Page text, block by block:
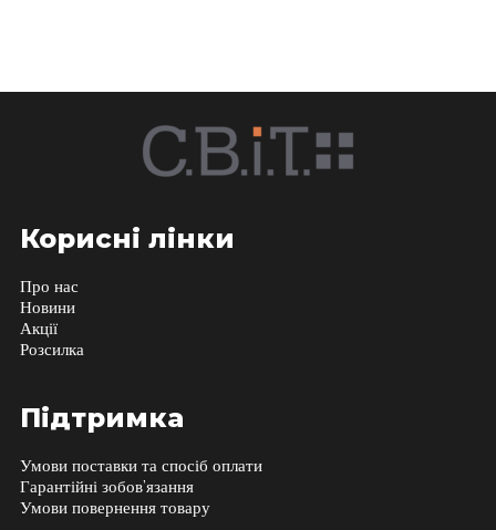
Корисні лінки
Про нас
Новини
Акції
Розсилка
Підтримка
Умови поставки та спосіб оплати
Гарантійні зобов’язання
Умови повернення товару